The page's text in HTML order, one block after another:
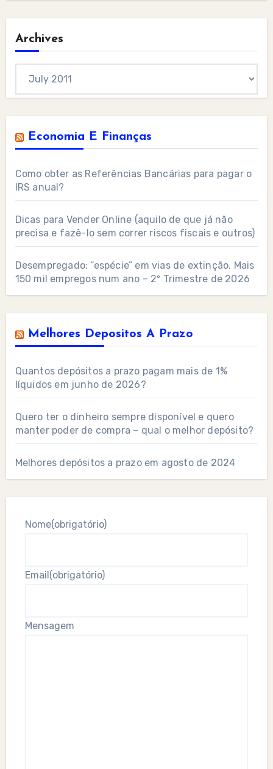
Archives
Economia E Finanças
Como obter as Referências Bancárias para pagar o
IRS anual?
Dicas para Vender Online (aquilo de que já não
precisa e fazê-lo sem correr riscos fiscais e outros)
Desempregado: “espécie” em vias de extinção. Mais
150 mil empregos num ano – 2º Trimestre de 2026
Melhores Depositos A Prazo
Quantos depósitos a prazo pagam mais de 1%
líquidos em junho de 2026?
Quero ter o dinheiro sempre disponível e quero
manter poder de compra – qual o melhor depósito?
Melhores depósitos a prazo em agosto de 2024
Nome(obrigatório)
Email(obrigatório)
Mensagem